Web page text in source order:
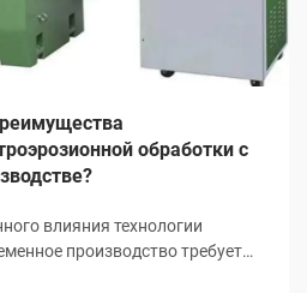
обработки с
влияния технологии
производство требует